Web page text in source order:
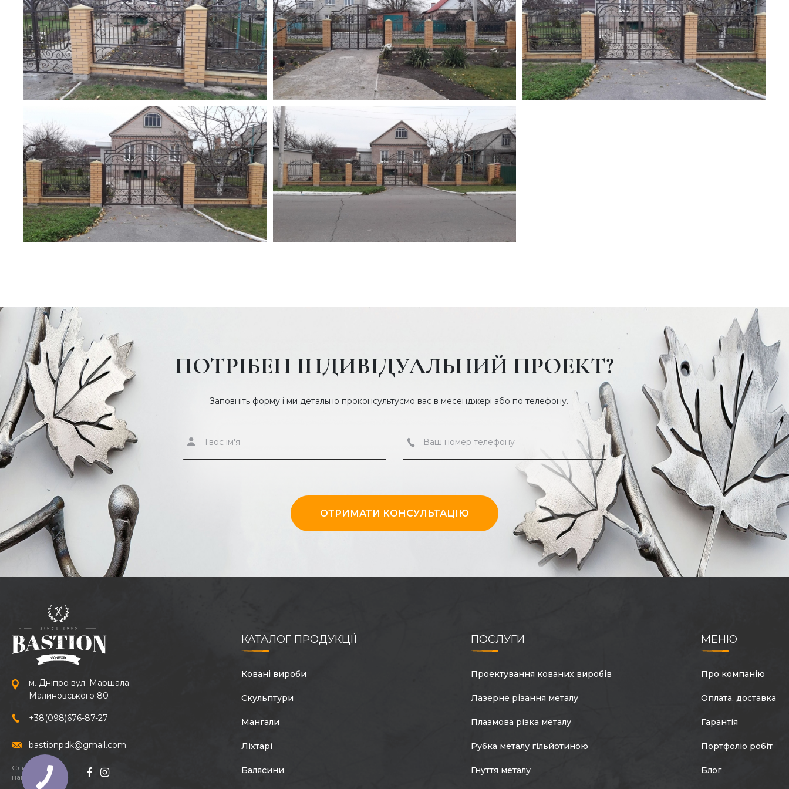
ПОТРІБЕН ІНДИВІДУАЛЬНИЙ ПРОЕКТ?
Заповніть форму і ми детально проконсультуємо вас в месенджері або по телефону.
ОТРИМАТИ КОНСУЛЬТАЦІЮ
м. Дніпро вул. Маршала
Малиновського 80
+38(098)676-87-27
bastionpdk@gmail.com
Слідкуйте за
нами:
КАТАЛОГ ПРОДУКЦІЇ
Ковані вироби
Скульптури
Мангали
Ліхтарі
Балясини
ПОСЛУГИ
Проектування кованих виробів
Лазерне різання металу
Плазмова різка металу
Рубка металу гільйотиною
Гнуття металу
МЕНЮ
Про компанію
Оплата, доставка
Гарантія
Портфоліо робіт
Блог